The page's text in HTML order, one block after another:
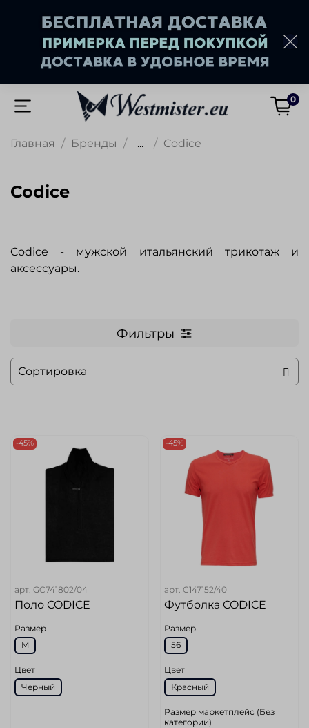
0
Главная Бренды ... Codice
Codice
Codice - мужской итальянский трикотаж и
аксессуары.
Фильтры
-45%
арт. GC741802/04
Поло CODICE
Размер
M
Цвет
Черный
-45%
арт. C147152/40
Футболка CODICE
Размер
56
Цвет
Красный
Размер маркетплейс (Без
категории)